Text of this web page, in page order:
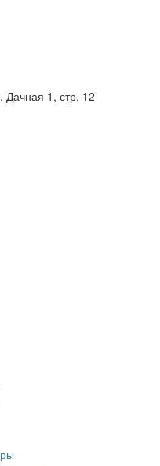
Дачная 1, стр. 12